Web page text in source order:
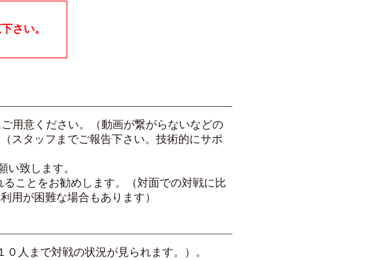
さい。
用意ください。（動画が繋がらないなどの
スタッフまでご報告下さい。技術的にサポ
致します。
ことをお勧めします。（対面での対戦に比
用が困難な場合もあります）
人まで対戦の状況が見られます。）。